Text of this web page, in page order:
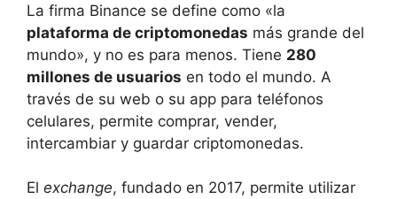
La firma Binance se define como «la
plataforma de criptomonedas más grande del
mundo», y no es para menos. Tiene 280
millones de usuarios en todo el mundo. A
través de su web o su app para teléfonos
celulares, permite comprar, vender,
intercambiar y guardar criptomonedas.
El exchange, fundado en 2017, permite utilizar